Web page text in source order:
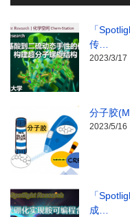
「
传…
2023/3/17
分子胶
2023/5/16
「
成…